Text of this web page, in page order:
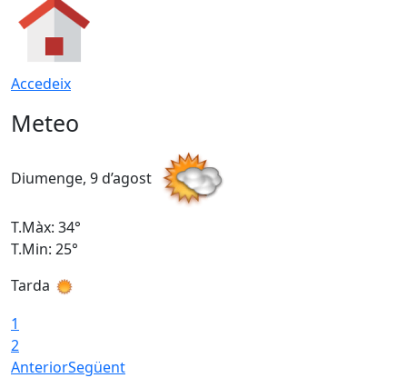
Accedeix
Meteo
Diumenge, 9 d’agost
T.Màx: 34°
T.Min: 25°
Tarda
1
2
AnteriorSegüent